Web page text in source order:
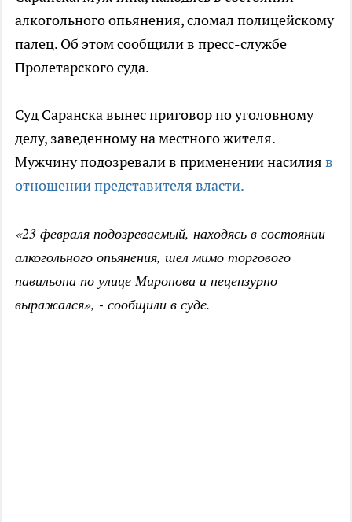
алкогольного опьянения, сломал полицейскому
палец. Об этом сообщили в пресс-службе
Пролетарского суда.
Суд Саранска вынес приговор по уголовному
делу, заведенному на местного жителя.
Мужчину подозревали в применении насилия в
отношении представителя власти.
«23 февраля подозреваемый, находясь в состоянии
алкогольного опьянения, шел мимо торгового
павильона по улице Миронова и нецензурно
выражался», - сообщили в суде.